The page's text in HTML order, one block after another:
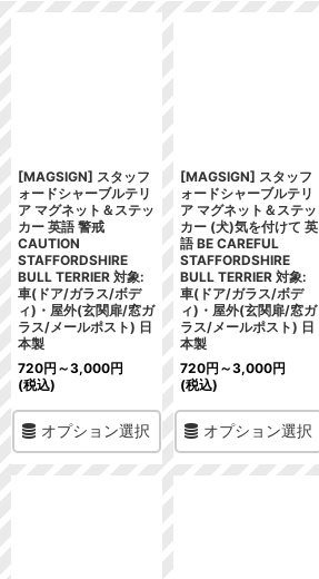
[MAGSIGN] スタッフ
ォードシャーブルテリ
ア マグネット＆ステッ
カー 英語 警戒
CAUTION
STAFFORDSHIRE
BULL TERRIER 対象:
車(ドア/ガラス/ボデ
ィ)・屋外(玄関扉/窓ガ
ラス/メールポスト) 日
本製
720円 ～3,000円
(税込)
オプション選択
[MAGSIGN] スタッフ
ォードシャーブルテリ
ア マグネット＆ステッ
カー (犬)気を付けて 英
語 BE CAREFUL
STAFFORDSHIRE
BULL TERRIER 対象:
車(ドア/ガラス/ボデ
ィ)・屋外(玄関扉/窓ガ
ラス/メールポスト) 日
本製
720円 ～3,000円
(税込)
オプション選択